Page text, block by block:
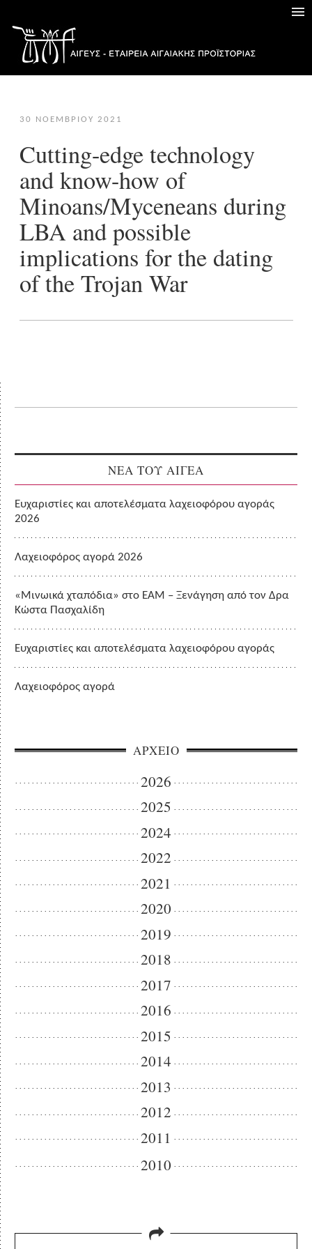
30 ΝΟΕΜΒΡΊΟΥ 2021
Cutting-edge technology
and know-how of
Minoans/Myceneans during
LBA and possible
implications for the dating
of the Trojan War
ΝΕΑ ΤΟΥ ΑΙΓΕΑ
Ευχαριστίες και αποτελέσματα λαχειοφόρου αγοράς
2026
Λαχειοφόρος αγορά 2026
«Μινωικά χταπόδια» στο ΕΑΜ – Ξενάγηση από τον Δρα
Κώστα Πασχαλίδη
Ευχαριστίες και αποτελέσματα λαχειοφόρου αγοράς
Λαχειοφόρος αγορά
ΑΡΧΕΙΟ
2026
2025
2024
2022
2021
2020
2019
2018
2017
2016
2015
2014
2013
2012
2011
2010